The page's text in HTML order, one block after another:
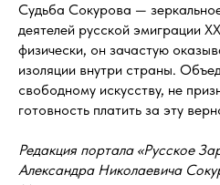
Судьба Сокурова —
деятелей русской эмиграции
физически, он зачастую
изоляции внутри страны.
свободному искусству, не
готовность платить за эту
Редакция портала «Русское
Александра Николаевича